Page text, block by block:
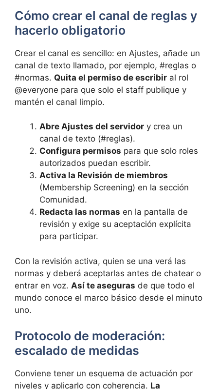
Cómo crear el canal de reglas y
hacerlo obligatorio
Crear el canal es sencillo: en Ajustes, añade un
canal de texto llamado, por ejemplo, #reglas o
#normas. Quita el permiso de escribir al rol
@everyone para que solo el staff publique y
mantén el canal limpio.
Abre Ajustes del servidor y crea un
canal de texto (#reglas).
Configura permisos para que solo roles
autorizados puedan escribir.
Activa la Revisión de miembros
(Membership Screening) en la sección
Comunidad.
Redacta las normas en la pantalla de
revisión y exige su aceptación explícita
para participar.
Con la revisión activa, quien se una verá las
normas y deberá aceptarlas antes de chatear o
entrar en voz. Así te aseguras de que todo el
mundo conoce el marco básico desde el minuto
uno.
Protocolo de moderación:
escalado de medidas
Conviene tener un esquema de actuación por
niveles y aplicarlo con coherencia. La